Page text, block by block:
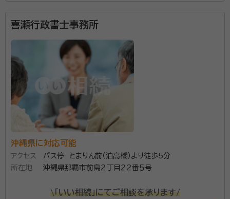
半嶺 当友（はんみね とうゆう）
令和６年４月より相続登記が義務化されました。皆様の
大切な財産を守るべく誠心誠意対応いたします。
資格等： 司法書士、行政書士
所属団体： 沖縄県司法書士会、沖縄県行政書士会
喜瀬行政書士事務所
沖縄県に対応可能
アクセス
バス停 とまりん前（泊高橋）より徒歩5分
所在地
沖縄県那覇市前島２丁目２２番５号
\「いい相続」にてご相談を承ります/